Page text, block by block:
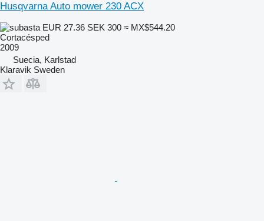
Husqvarna Auto mower 230 ACX
EUR 27.36 SEK 300 ≈ MX$544.20
Cortacésped
2009
Suecia, Karlstad
Klaravik Sweden